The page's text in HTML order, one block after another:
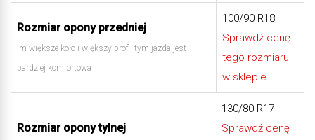
Rozmiar opony przedniej
Im większe koło i większy profil tym jazda jest
bardziej komfortowa
100/90 R18
Sprawdź cenę
tego rozmiaru
w sklepie
Rozmiar opony tylnej
130/80 R17
Sprawdź cenę